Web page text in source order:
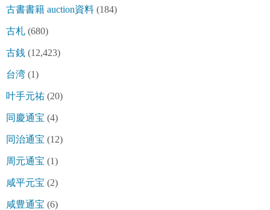
古書書籍 auction資料 (184)
古札 (680)
古銭 (12,423)
台湾 (1)
叶手元祐 (20)
同慶通宝 (4)
同治通宝 (12)
周元通宝 (1)
咸平元宝 (2)
咸豊通宝 (6)